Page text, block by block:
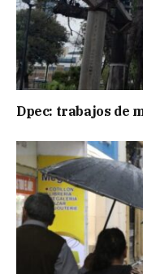
Dpec: trabajos de